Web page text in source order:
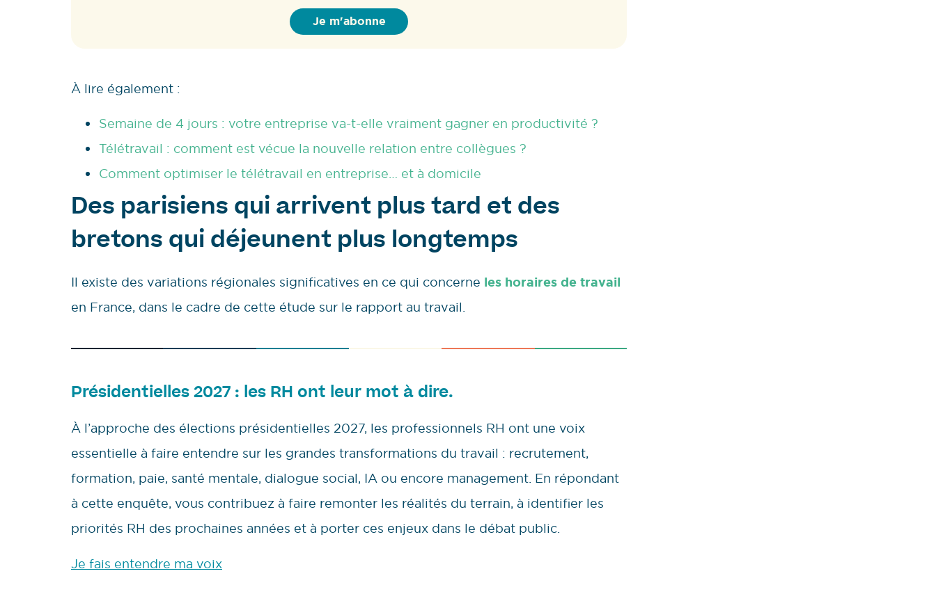
À lire également :
Semaine de 4 jours : votre entreprise va-t-elle vraiment gagner en productivité ?
Télétravail : comment est vécue la nouvelle relation entre collègues ?
Comment optimiser le télétravail en entreprise… et à domicile
Des parisiens qui arrivent plus tard et des
bretons qui déjeunent plus longtemps
Il existe des variations régionales significatives en ce qui concerne les horaires de travail
en France, dans le cadre de cette étude sur le rapport au travail.
Présidentielles 2027 : les RH ont leur mot à dire.
À l’approche des élections présidentielles 2027, les professionnels RH ont une voix
essentielle à faire entendre sur les grandes transformations du travail : recrutement,
formation, paie, santé mentale, dialogue social, IA ou encore management. En répondant
à cette enquête, vous contribuez à faire remonter les réalités du terrain, à identifier les
priorités RH des prochaines années et à porter ces enjeux dans le débat public.
Je fais entendre ma voix